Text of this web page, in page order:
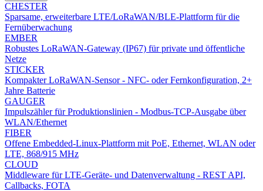
CHESTER
Sparsame, erweiterbare LTE/LoRaWAN/BLE-Plattform für die
Fernüberwachung
EMBER
Robustes LoRaWAN-Gateway (IP67) für private und öffentliche
Netze
STICKER
Kompakter LoRaWAN-Sensor - NFC- oder Fernkonfiguration, 2+
Jahre Batterie
GAUGER
Impulszähler für Produktionslinien - Modbus-TCP-Ausgabe über
WLAN/Ethernet
FIBER
Offene Embedded-Linux-Plattform mit PoE, Ethernet, WLAN oder
LTE, 868/915 MHz
CLOUD
Middleware für LTE-Geräte- und Datenverwaltung - REST API,
Callbacks, FOTA